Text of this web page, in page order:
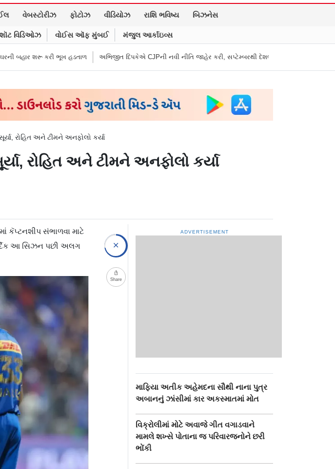
વેબસ્ટોરીઝ ફોટોઝ વીડિયોઝ રાશિ ભવિષ્ય બિઝનેસ
વિડિઓઝ વોઈસ ઑફ મુંબઈ મંજુલ આર્કાઇવ્સ
કરી ભૂખ હડતાળ અભિજીત દિપકેએ CJPની નવી નીતિ જાહેર કરી, સપ્ટેમ્બરથી દેશભારમાં થશે શરૂ
રોહિત અને ટીમને અનફોલો કર્યા
રોહિત અને ટીમને અનફોલો કર્યા
કૅપ્ટનશીપ સંભાળવા માટે
આ સિઝન પછી અલગ
Share
ADVERTISEMENT
માફિયા અતીક અહેમદના સૌથી નાના પુત્ર
અબાનનું ઝાંસીમાં કાર અકસ્માતમાં મોત
વિક્રોલીમાં મોટે અવાજે ગીત વગાડવાને
મામલે શખ્સે પોતાના જ પરિવારજનોને છરી
ભોંકી